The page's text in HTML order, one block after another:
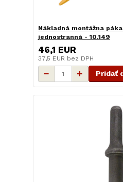
Nákladná montážna
jednostranná - 10.149
46,1 EUR
37,5 EUR bez DPH
Pridať